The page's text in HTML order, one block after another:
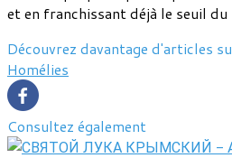
et en franchissant déjà le seuil du
Découvrez davantage d'articles
Homélies
Consultez également